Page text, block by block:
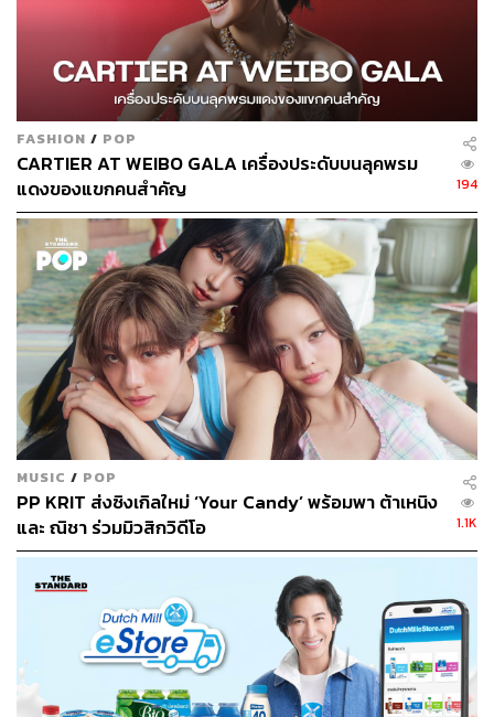
ผ่านแคมเปญ #ซิ่งศิBecause “We” Canที่รวมตัว Face of
sasi ทั้ง 9 คน แบบครบทีมเป็นครั้งแรก! ให้ทุกคน “ซิ่ง” ไปด้วย
กัน นำทีมโดย “เก้า สุภัสสรา” Face of sasi (Lipstick & Color
Cosmetics) แท็กทีม 6 หนุ่ม PROXIE Face of sasi (All
Powder) และคู่ฮอตเคมีกระจาย “เก่ง หฤษฎ์-น้ำปิง นภัสกร”
Face of sasi (Foundation, Powder, Blush On) ที่มาร่วม
ถ่ายทอดพลังความมั่นใจของคนรุ่นใหม่ ผ่านตัวตนที่แตกต่าง
แต่มั่นใจได้ในแบบของตัวเอง
FASHION / POP
CARTIER AT WEIBO GALA เครื่องประดับบนลุคพรม
แดงของแขกคนสำคัญ
194
MUSIC / POP
PP KRIT ส่งซิงเกิลใหม่ ‘Your Candy’ พร้อมพา ต้าเหนิง
และ ณิชา ร่วมมิวสิกวิดีโอ
1.1K